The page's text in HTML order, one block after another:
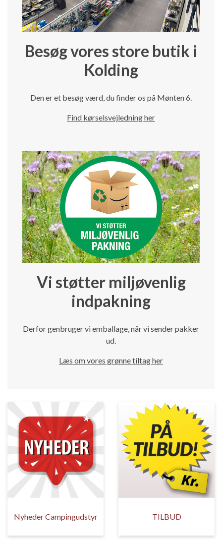
Besøg vores store butik i
Kolding
Den er et besøg værd, du finder os på Mønten 6.
Find kørselsvejledning her
Vi støtter miljøvenlig
indpakning
Derfor genbruger vi emballage, når vi sender pakker
ud.
Læs om vores grønne tiltag her
Nyheder Campingudstyr TILBUD